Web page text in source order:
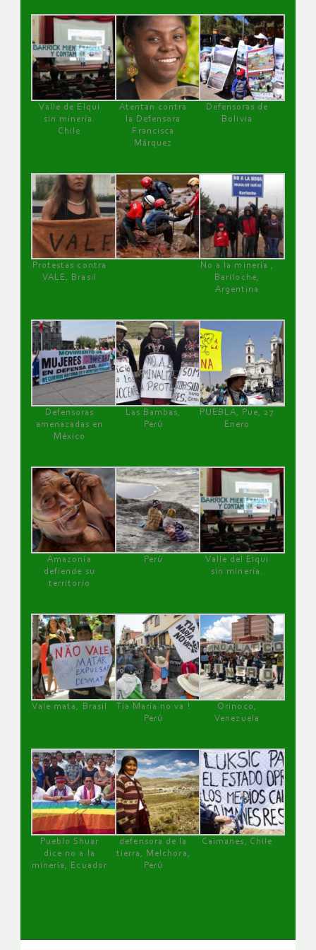
Valle de Elqui
sin minería.
Chile
Atentan contra
la Defensora
Francisca
Márquez
Defensoras de
Bolivia
Protestas contra
VALE, Brasil
No a la minería ,
Bariloche,
Argentina
Defensoras
amenazadas en
México
Las Bambas,
Perú
PUEBLA, Pue, 27
Enero
Amazonía
defiende su
territorio
Perú
Valle del Elqui
sin minería.
Vale mata, Brasil
Tía María no va !
Perú
Orinoco,
Venezuela
Pueblo Shuar
dice no a la
minería, Ecuador
defensora de la
tierra, Melchora,
Perú
Caimanes, Chile